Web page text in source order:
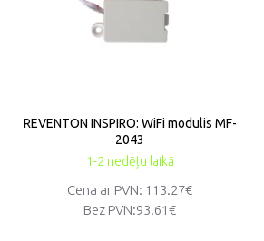
1-2 nedēļu laikā
REVENTON INSPIRO: WiFi modulis MF-
2043
Cena ar PVN: 113.27€
Bez PVN:93.61€